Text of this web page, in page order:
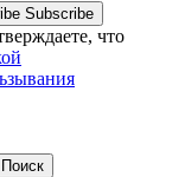
Subscribe
что
Поиск